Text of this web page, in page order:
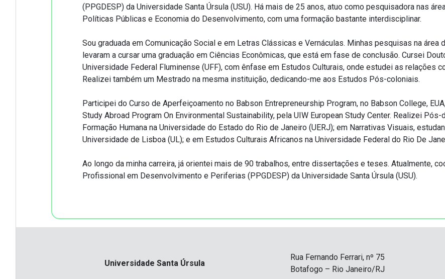
(PPGDESP) da Universidade Santa Úrsula (USU). Há mais de 25 anos, atuo como pesquisadora nas
Políticas Públicas e Economia do Desenvolvimento, com uma formação bastante interdisciplinar.
Sou graduada em Comunicação Social e em Letras Clássicas e Vernáculas. Minhas pesquisas na
levaram a cursar uma graduação em Ciências Econômicas, que está em fase de conclusão. Cursei
Universidade Federal Fluminense (UFF), com ênfase em Estudos Culturais, onde estudei as relações
Realizei também um Mestrado na mesma instituição, dedicando-me aos Estudos Pós-coloniais.
Participei do Curso de Aperfeiçoamento no Babson Entrepreneurship Program, no Babson College,
Study Abroad Program On Environmental Sustainability, pela UIW European Study Center. Realizei
Formação Humana na Universidade do Estado do Rio de Janeiro (UERJ); em Narrativas Visuais,
Universidade de Lisboa (UL); e em Estudos Culturais Africanos na Universidade Federal do Rio De
Ao longo da minha carreira, já orientei mais de 90 trabalhos, entre dissertações e teses. Atualmente,
Profissional em Desenvolvimento e Periferias (PPGDESP) da Universidade Santa Úrsula (USU).
Universidade Santa Úrsula
Rua Fernando Ferrari, nº 75
Botafogo – Rio Janeiro/RJ